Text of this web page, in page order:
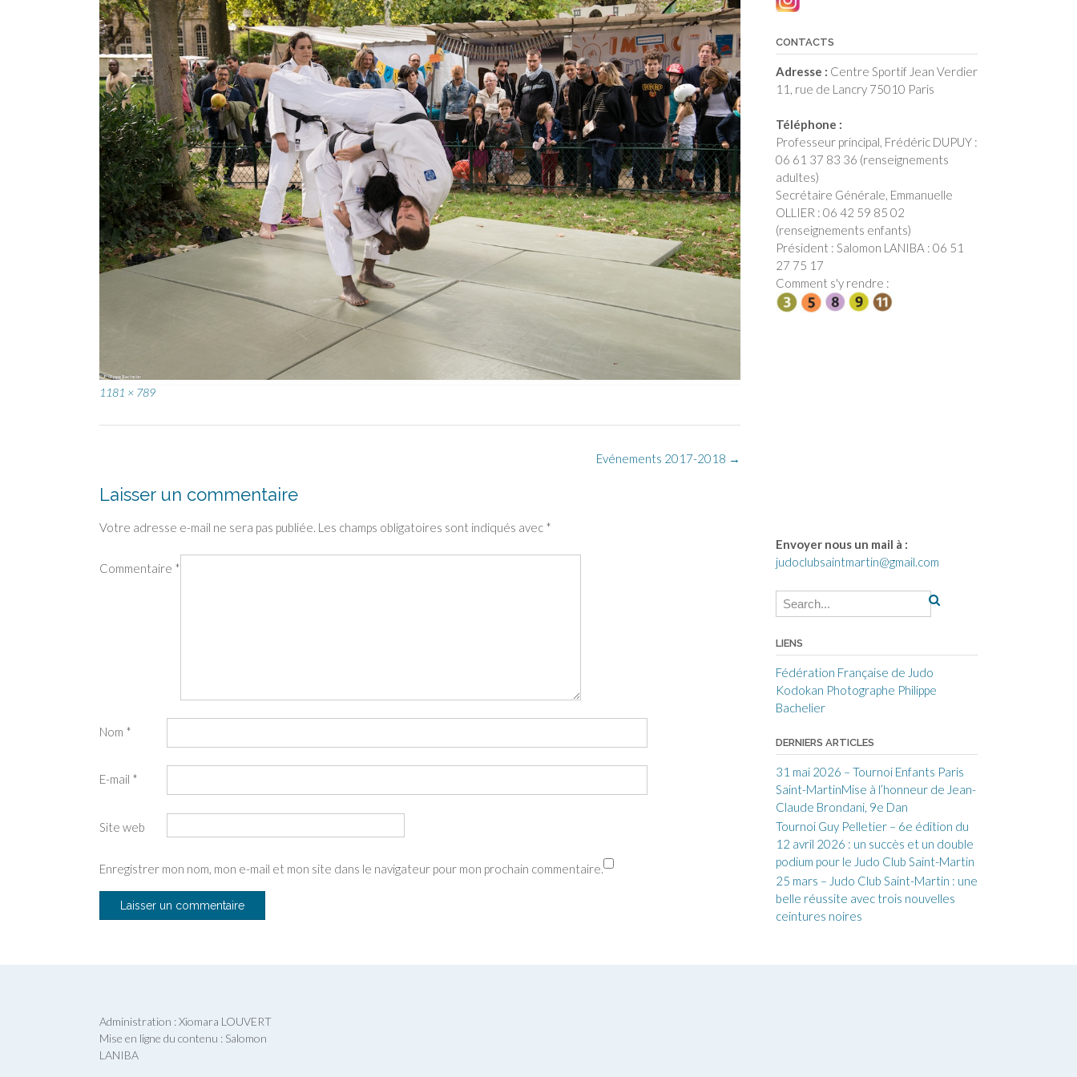
Full
1181 × 789
Evénements 2017-2018 →
Laisser un commentaire
Votre adresse e-mail ne sera pas publiée. Les champs obligatoires sont indiqués avec *
Commentaire *
Nom *
E-mail *
Site web
Enregistrer mon nom, mon e-mail et mon site dans le navigateur pour mon prochain commentaire.
CONTACTS
Adresse : Centre Sportif Jean Verdier
11, rue de Lancry 75010 Paris
Téléphone :
Professeur principal, Frédéric DUPUY :
06 61 37 83 36 (renseignements
adultes)
Secrétaire Générale, Emmanuelle
OLLIER : 06 42 59 85 02
(renseignements enfants)
Président : Salomon LANIBA : 06 51
27 75 17
Comment s'y rendre :
Envoyer nous un mail à :
judoclubsaintmartin@gmail.com
LIENS
Fédération Française de Judo
Kodokan Photographe Philippe
Bachelier
DERNIERS ARTICLES
31 mai 2026 – Tournoi Enfants Paris
Saint-MartinMise à l’honneur de Jean-
Claude Brondani, 9e Dan
Tournoi Guy Pelletier – 6e édition du
12 avril 2026 : un succès et un double
podium pour le Judo Club Saint-Martin
25 mars – Judo Club Saint-Martin : une
belle réussite avec trois nouvelles
ceintures noires
Administration : Xiomara LOUVERT
Mise en ligne du contenu : Salomon
LANIBA